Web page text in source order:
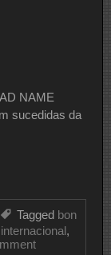
NAME
sucedidas da
Tagged bon
,
on